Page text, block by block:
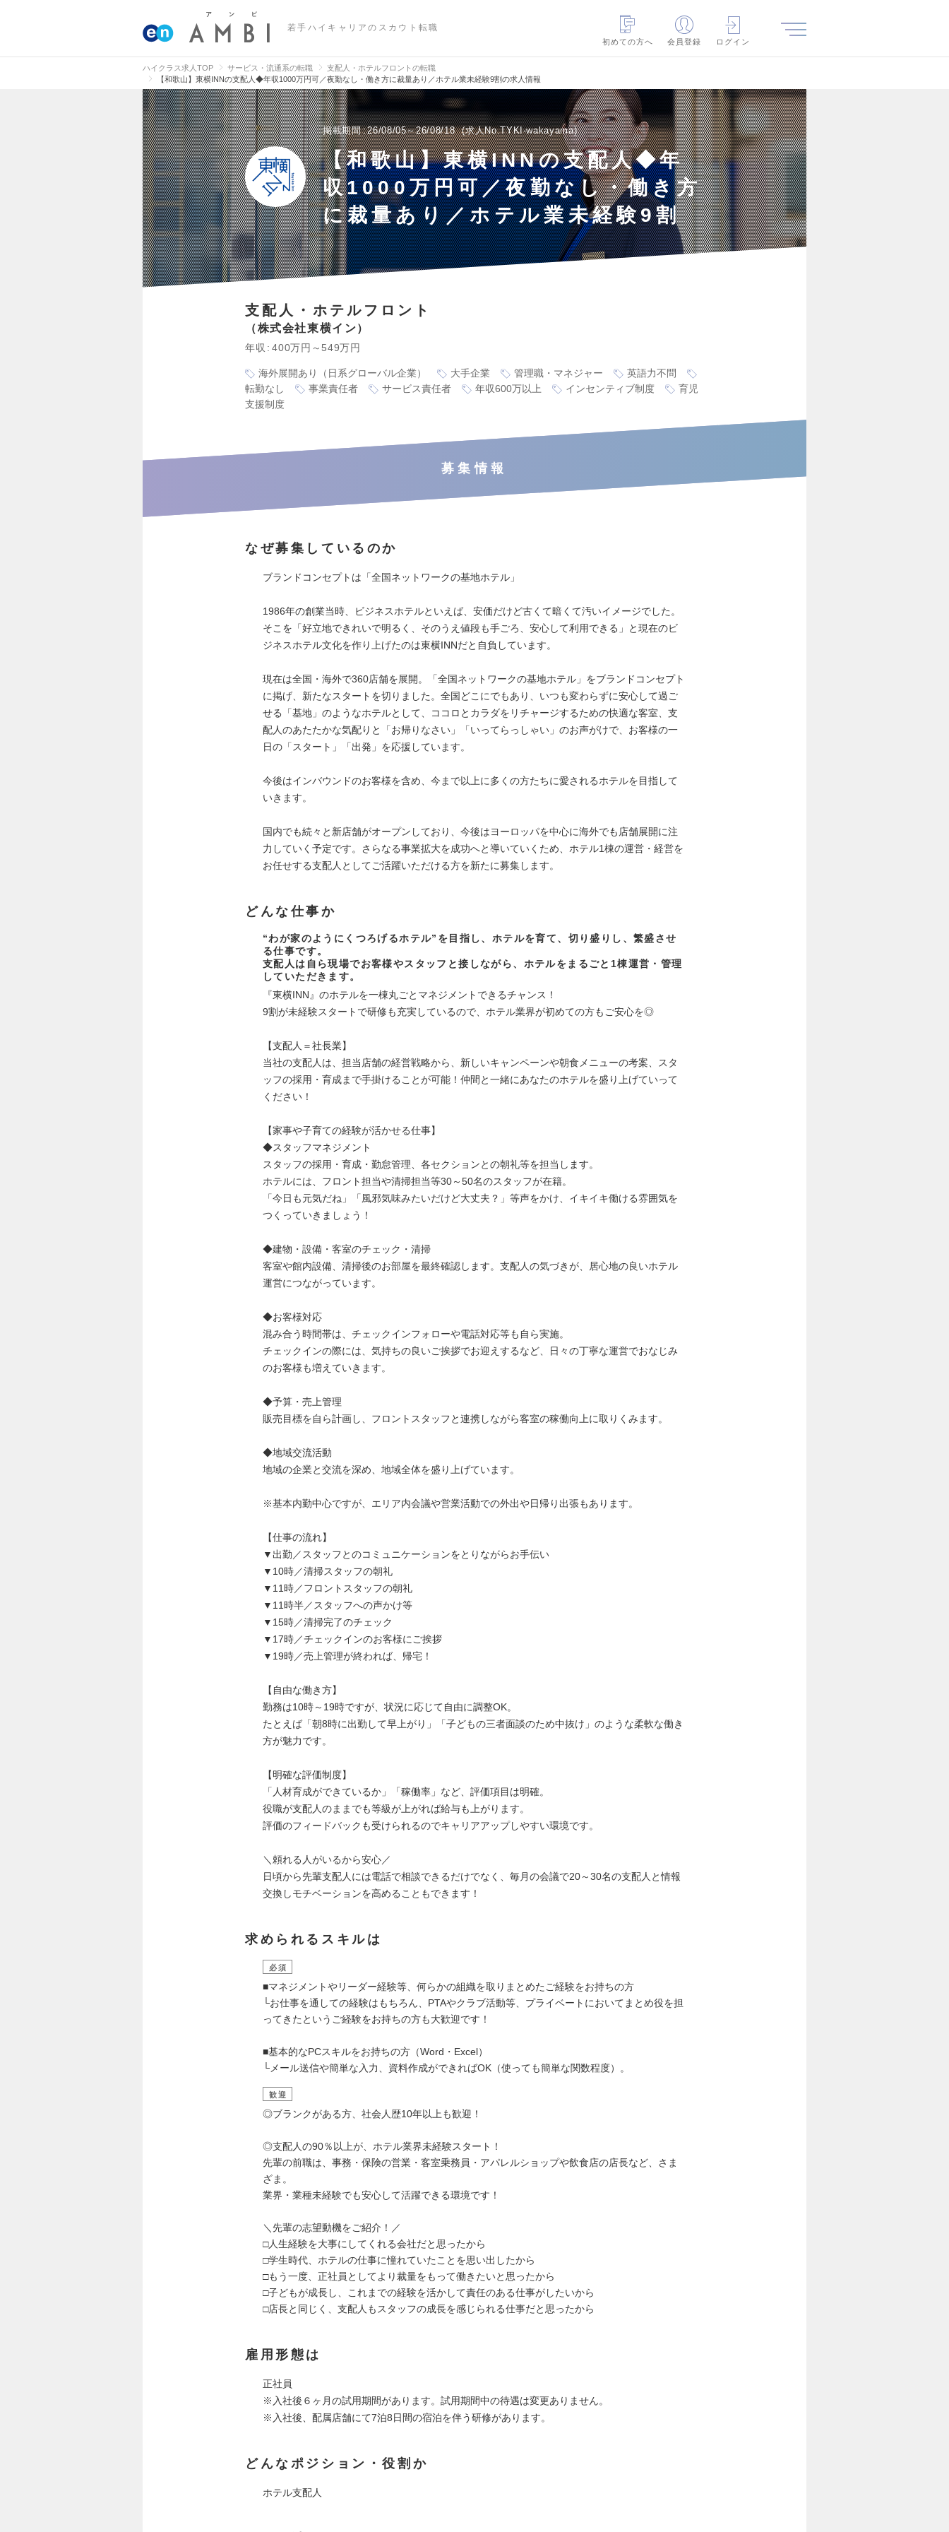
若手ハイキャリアのスカウト転職
初めての方へ
会員登録 ログイン
ハイクラス求人TOP サービス・流通系の転職
支配人・ホテルフロントの転職
【和歌山】東横INNの支配人◆年収1000万円可／夜勤なし・働き方に裁量あり／ホテル業未経験9割の求人情報
掲載期間 26/08/05～26/08/18 求人No.TYKI-wakayama
【和歌山】東横INNの支配人◆年
収1000万円可／夜勤なし・働き方
に裁量あり／ホテル業未経験9割
支配人・ホテルフロント
株式会社東横イン
年収 400万円～549万円
海外展開あり（日系グローバル企業） 大手企業 管理職・マネジャー
英語力不問
転勤なし
事業責任者 サービス責任者 年収600万以上 インセンティブ制度
育児
支援制度
募集情報
なぜ募集しているのか
ブランドコンセプトは「全国ネットワークの基地ホテル」
1986年の創業当時、ビジネスホテルといえば、安価だけど古くて暗くて汚いイメージでした。
そこを「好立地できれいで明るく、そのうえ値段も手ごろ、安心して利用できる」と現在のビ
ジネスホテル文化を作り上げたのは東横INNだと自負しています。
現在は全国・海外で360店舗を展開。「全国ネットワークの基地ホテル」をブランドコンセプト
に掲げ、新たなスタートを切りました。全国どこにでもあり、いつも変わらずに安心して過ご
せる「基地」のようなホテルとして、ココロとカラダをリチャージするための快適な客室、支
配人のあたたかな気配りと「お帰りなさい」「いってらっしゃい」のお声がけで、お客様の一
日の「スタート」「出発」を応援しています。
今後はインバウンドのお客様を含め、今まで以上に多くの方たちに愛されるホテルを目指して
いきます。
国内でも続々と新店舗がオープンしており、今後はヨーロッパを中心に海外でも店舗展開に注
力していく予定です。さらなる事業拡大を成功へと導いていくため、ホテル1棟の運営・経営を
お任せする支配人としてご活躍いただける方を新たに募集します。
どんな仕事か
“わが家のようにくつろげるホテル”を目指し、ホテルを育て、切り盛りし、繁盛させ
る仕事です。
支配人は自ら現場でお客様やスタッフと接しながら、ホテルをまるごと1棟運営・管理
していただきます。
『東横INN』のホテルを一棟丸ごとマネジメントできるチャンス！
9割が未経験スタートで研修も充実しているので、ホテル業界が初めての方もご安心を◎
【支配人＝社長業】
当社の支配人は、担当店舗の経営戦略から、新しいキャンペーンや朝食メニューの考案、スタ
ッフの採用・育成まで手掛けることが可能！仲間と一緒にあなたのホテルを盛り上げていって
ください！
【家事や子育ての経験が活かせる仕事】
◆スタッフマネジメント
スタッフの採用・育成・勤怠管理、各セクションとの朝礼等を担当します。
ホテルには、フロント担当や清掃担当等30～50名のスタッフが在籍。
「今日も元気だね」「風邪気味みたいだけど大丈夫？」等声をかけ、イキイキ働ける雰囲気を
つくっていきましょう！
◆建物・設備・客室のチェック・清掃
客室や館内設備、清掃後のお部屋を最終確認します。支配人の気づきが、居心地の良いホテル
運営につながっています。
◆お客様対応
混み合う時間帯は、チェックインフォローや電話対応等も自ら実施。
チェックインの際には、気持ちの良いご挨拶でお迎えするなど、日々の丁寧な運営でおなじみ
のお客様も増えていきます。
◆予算・売上管理
販売目標を自ら計画し、フロントスタッフと連携しながら客室の稼働向上に取りくみます。
◆地域交流活動
地域の企業と交流を深め、地域全体を盛り上げています。
※基本内勤中心ですが、エリア内会議や営業活動での外出や日帰り出張もあります。
【仕事の流れ】
▼出勤／スタッフとのコミュニケーションをとりながらお手伝い
▼10時／清掃スタッフの朝礼
▼11時／フロントスタッフの朝礼
▼11時半／スタッフへの声かけ等
▼15時／清掃完了のチェック
▼17時／チェックインのお客様にご挨拶
▼19時／売上管理が終われば、帰宅！
【自由な働き方】
勤務は10時～19時ですが、状況に応じて自由に調整OK。
たとえば「朝8時に出勤して早上がり」「子どもの三者面談のため中抜け」のような柔軟な働き
方が魅力です。
【明確な評価制度】
「人材育成ができているか」「稼働率」など、評価項目は明確。
役職が支配人のままでも等級が上がれば給与も上がります。
評価のフィードバックも受けられるのでキャリアアップしやすい環境です。
＼頼れる人がいるから安心／
日頃から先輩支配人には電話で相談できるだけでなく、毎月の会議で20～30名の支配人と情報
交換しモチベーションを高めることもできます！
求められるスキルは
必須
■マネジメントやリーダー経験等、何らかの組織を取りまとめたご経験をお持ちの方
└お仕事を通しての経験はもちろん、PTAやクラブ活動等、プライベートにおいてまとめ役を担
ってきたというご経験をお持ちの方も大歓迎です！
■基本的なPCスキルをお持ちの方（Word・Excel）
└メール送信や簡単な入力、資料作成ができればOK（使っても簡単な関数程度）。
歓迎
◎ブランクがある方、社会人歴10年以上も歓迎！
◎支配人の90％以上が、ホテル業界未経験スタート！
先輩の前職は、事務・保険の営業・客室乗務員・アパレルショップや飲食店の店長など、さま
ざま。
業界・業種未経験でも安心して活躍できる環境です！
＼先輩の志望動機をご紹介！／
□人生経験を大事にしてくれる会社だと思ったから
□学生時代、ホテルの仕事に憧れていたことを思い出したから
□もう一度、正社員としてより裁量をもって働きたいと思ったから
□子どもが成長し、これまでの経験を活かして責任のある仕事がしたいから
□店長と同じく、支配人もスタッフの成長を感じられる仕事だと思ったから
雇用形態は
正社員
※入社後６ヶ月の試用期間があります。試用期間中の待遇は変更ありません。
※入社後、配属店舗にて7泊8日間の宿泊を伴う研修があります。
どんなポジション・役割か
ホテル支配人